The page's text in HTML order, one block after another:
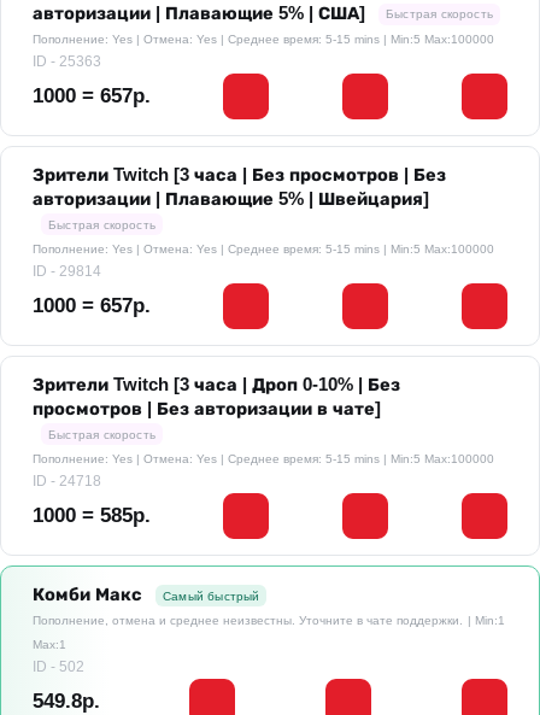
авторизации | Плавающие 5% | США]
Быстрая скорость
Пополнение: Yes | Отмена: Yes | Среднее время: 5-15 mins | Min:5 Max:100000
ID - 25363
1000 = 657р.
Зрители Twitch [3 часа | Без просмотров | Без
авторизации | Плавающие 5% | Швейцария]
Быстрая скорость
Пополнение: Yes | Отмена: Yes | Среднее время: 5-15 mins | Min:5 Max:100000
ID - 29814
1000 = 657р.
Зрители Twitch [3 часа | Дроп 0-10% | Без
просмотров | Без авторизации в чате]
Быстрая скорость
Пополнение: Yes | Отмена: Yes | Среднее время: 5-15 mins | Min:5 Max:100000
ID - 24718
1000 = 585р.
Комби Макс
Самый быстрый
Пополнение, отмена и среднее неизвестны. Уточните в чате поддержки.
| Min:1
Max:1
ID - 502
549.8р.